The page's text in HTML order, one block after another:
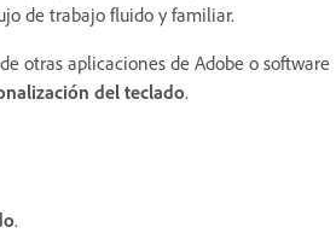
de trabajo fluido y familiar.
otras aplicaciones de Adobe o software
del teclado.
.